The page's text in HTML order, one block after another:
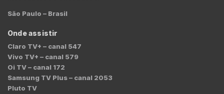
São Paulo – Brasil
Onde assistir
Claro TV+ – canal 547
Vivo TV+ – canal 579
Oi TV – canal 172
Samsung TV Plus – canal 2053
Pluto TV